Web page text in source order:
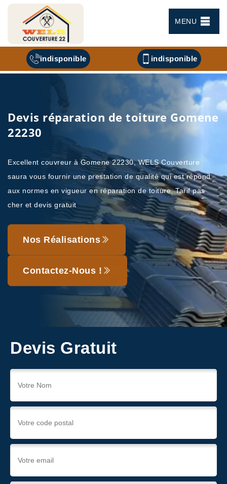
MENU
indisponible indisponible
Devis réparation de toiture Gomene
22230
Excellent couvreur à Gomene 22230, WELS Couverture
saura vous fournir une prestation de qualité qui est répond
aux normes en vigueur en réparation de toiture. Tarif pas
cher et devis gratuit
Nos Réalisations
Contactez-Nous !
Devis Gratuit